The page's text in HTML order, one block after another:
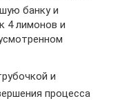
банку и
4 лимонов и
и
процесса